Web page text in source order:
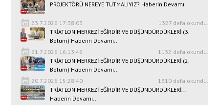
PROJEKTÖRÜ NEREYE TUTMALIYIZ? Haberin Devamı..
23.7.2026 17:38:03
1327 defa okundu.
TRİATLON MERKEZİ EĞİRDİR VE DÜŞÜNDÜRDÜKLERİ (3.
Bölüm) Haberin Devamı..
21.7.2026 16:13:46
1132 defa okundu.
TRİATLON MERKEZİ EĞİRDİR VE DÜŞÜNDÜRDÜKLERİ (2.
Bölüm) Haberin Devamı..
20.7.2026 15:28:40
1310 defa okundu.
TRİATLON MERKEZİ EĞİRDİR VE DÜŞÜNDÜRDÜKLERİ...
Haberin Devamı..